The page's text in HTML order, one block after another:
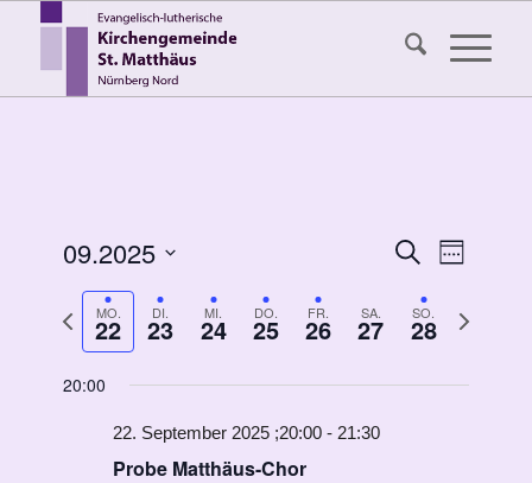
und
Suche
Woche
09.2025
auswählen.
Vorherige
Woche
MO.
22 DI.
23 MI.
24 DO.
25 FR.
26 SA.
27 SO.
28
Nächste
20:00
22. September 2025 ;20:00 - 21:30
Probe Matthäus-Chor
01:00
02:00
Montag,
22,
Dienstag,
23,
Mittwoch,
24,
Donnerstag,
25,
Freitag,
26,
Samstag,
27,
Keine
an
Tag.
Sonntag,
28,